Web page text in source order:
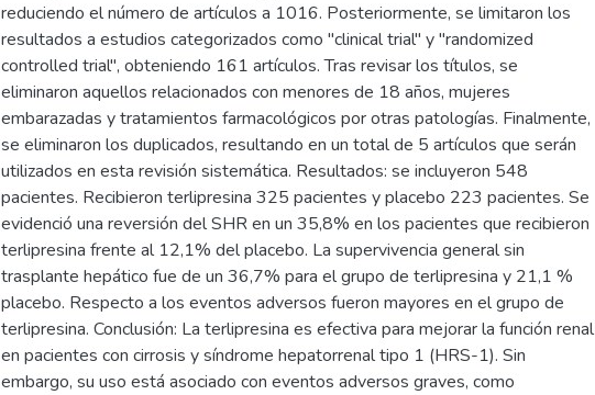
reduciendo el número de artículos a 1016. Posteriormente, se limitaron los
resultados a estudios categorizados como "clinical trial" y "randomized
controlled trial", obteniendo 161 artículos. Tras revisar los títulos, se
eliminaron aquellos relacionados con menores de 18 años, mujeres
embarazadas y tratamientos farmacológicos por otras patologías. Finalmente,
se eliminaron los duplicados, resultando en un total de 5 artículos que serán
utilizados en esta revisión sistemática. Resultados: se incluyeron 548
pacientes. Recibieron terlipresina 325 pacientes y placebo 223 pacientes. Se
evidenció una reversión del SHR en un 35,8% en los pacientes que recibieron
terlipresina frente al 12,1% del placebo. La supervivencia general sin
trasplante hepático fue de un 36,7% para el grupo de terlipresina y 21,1 %
placebo. Respecto a los eventos adversos fueron mayores en el grupo de
terlipresina. Conclusión: La terlipresina es efectiva para mejorar la función renal
en pacientes con cirrosis y síndrome hepatorrenal tipo 1 (HRS-1). Sin
embargo, su uso está asociado con eventos adversos graves, como